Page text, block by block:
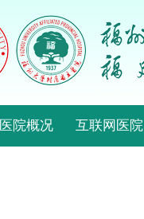
医院概况 互联网医院